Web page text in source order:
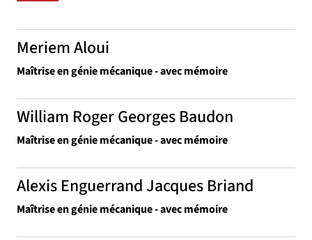
Meriem Aloui
Maîtrise en génie mécanique - avec mémoire
William Roger Georges Baudon
Maîtrise en génie mécanique - avec mémoire
Alexis Enguerrand Jacques Briand
Maîtrise en génie mécanique - avec mémoire